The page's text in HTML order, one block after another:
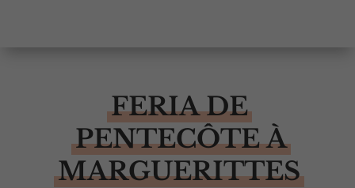
FERIA DE
PENTECÔTE À
MARGUERITTES